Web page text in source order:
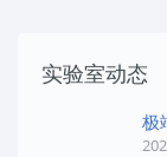
实验室动态
极